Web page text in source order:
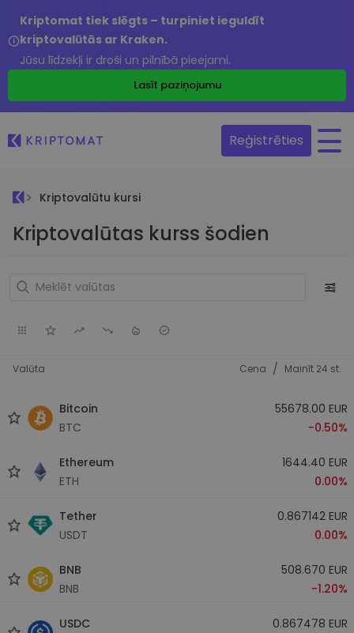
Kriptomat tiek slēgts – turpiniet ieguldīt
kriptovalūtās ar Kraken.
Jūsu līdzekļi ir droši un pilnībā pieejami.
Lasīt paziņojumu
Reģistrēties
Kriptovalūtu kursi
Kriptovalūtas kurss šodien
Valūta Cena / Mainīt 24 st.
Bitcoin
BTC
55678.00 EUR
-0.50%
Ethereum
ETH
1644.40 EUR
0.00%
Tether
USDT
0.867142 EUR
0.00%
BNB
BNB
508.670 EUR
-1.20%
USDC
0.867478 EUR